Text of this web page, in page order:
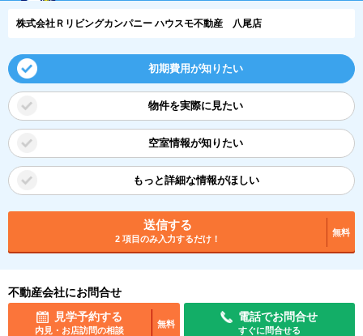
株式会社Ｒリビングカンパニー ハウスモ不動産 八尾店
初期費用が知りたい
物件を実際に見たい
空室情報が知りたい
もっと詳細な情報がほしい
送信する
2 項目のみ入力するだけ！
無料
不動産会社にお問合せ
見学予約する
内見・お店訪問の相談
無料
電話でお問合せ
すぐに問合せる